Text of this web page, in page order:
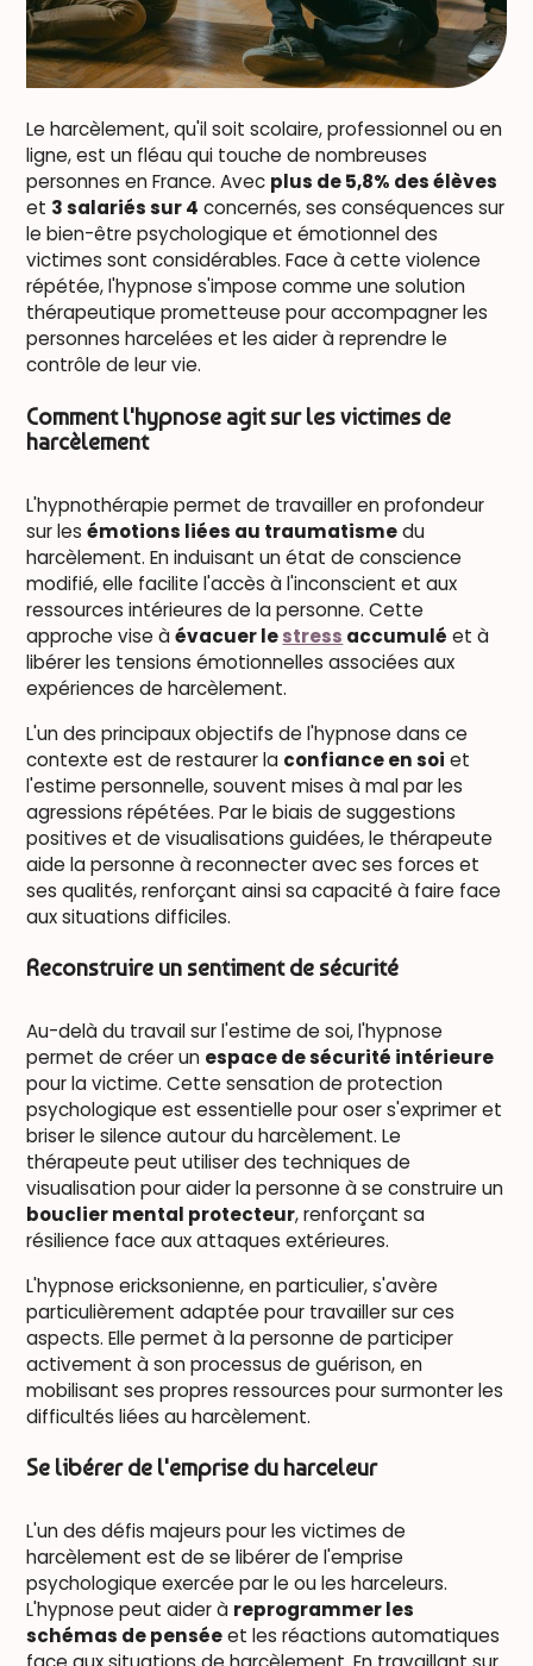
Le harcèlement, qu'il soit scolaire, professionnel ou en
ligne, est un fléau qui touche de nombreuses
personnes en France. Avec plus de 5,8% des élèves
et 3 salariés sur 4 concernés, ses conséquences sur
le bien-être psychologique et émotionnel des
victimes sont considérables. Face à cette violence
répétée, l'hypnose s'impose comme une solution
thérapeutique prometteuse pour accompagner les
personnes harcelées et les aider à reprendre le
contrôle de leur vie.
Comment l'hypnose agit sur les victimes de
harcèlement
L'hypnothérapie permet de travailler en profondeur
sur lesémotions liées au traumatismedu
harcèlement. En induisant un état de conscience
modifié, elle facilite l'accès à l'inconscient et aux
ressources intérieures de la personne. Cette
approche vise àévacuer lestress accumulé et à
libérer les tensions émotionnelles associées aux
expériences de harcèlement.
L'un des principaux objectifs de l'hypnose dans ce
contexte est de restaurer la confiance en soi et
l'estime personnelle, souvent mises à mal par les
agressions répétées. Par le biais de suggestions
positives et de visualisations guidées, le thérapeute
aide la personne à reconnecter avec ses forces et
ses qualités, renforçant ainsi sa capacité à faire face
aux situations difficiles.
Reconstruire un sentiment de sécurité
Au-delà du travail sur l'estime de soi, l'hypnose
permet de créer un espace de sécurité intérieure
pour la victime. Cette sensation de protection
psychologique est essentielle pour oser s'exprimer et
briser le silence autour du harcèlement. Le
thérapeute peut utiliser des techniques de
visualisation pour aider la personne à se construire un
bouclier mental protecteur, renforçant sa
résilience face aux attaques extérieures.
L'hypnose ericksonienne, en particulier, s'avère
particulièrement adaptée pour travailler sur ces
aspects. Elle permet à la personne de participer
activement à son processus de guérison, en
mobilisant ses propres ressources pour surmonter les
difficultés liées au harcèlement.
Se libérer de l'emprise du harceleur
L'un des défis majeurs pour les victimes de
harcèlement est de se libérer de l'emprise
psychologique exercée par le ou les harceleurs.
L'hypnose peut aider à reprogrammer les
schémas de penséeet les réactions automatiques